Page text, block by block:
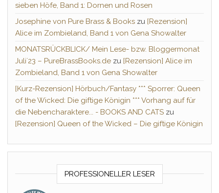
sieben Höfe, Band 1: Dornen und Rosen
Josephine von Pure Brass & Books zu [Rezension]
Alice im Zombieland, Band 1 von Gena Showalter
MONATSRÜCKBLICK/ Mein Lese- bzw. Bloggermonat
Juli´23 – PureBrassBooks.de zu [Rezension] Alice im
Zombieland, Band 1 von Gena Showalter
[Kurz-Rezension] Hörbuch/Fantasy *** Sporrer: Queen
of the Wicked: Die giftige Königin *** Vorhang auf für
die Nebencharaktere... - BOOKS AND CATS zu
[Rezension] Queen of the Wicked – Die giftige Königin
PROFESSIONELLER LESER